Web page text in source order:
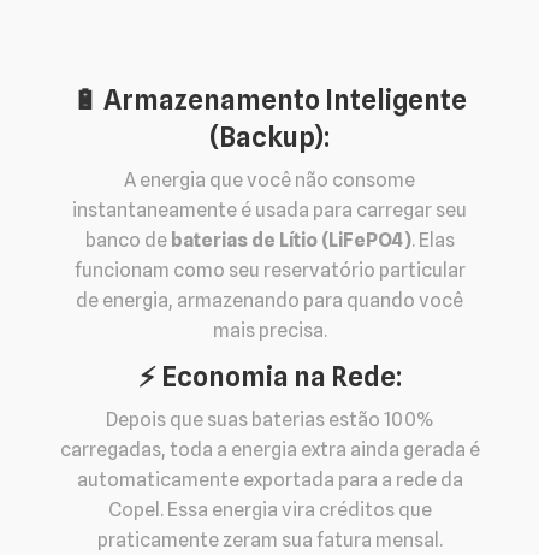
🔋 Armazenamento Inteligente
(Backup):
A energia que você não consome
instantaneamente é usada para carregar seu
banco de baterias de Lítio (LiFePO4). Elas
funcionam como seu reservatório particular
de energia, armazenando para quando você
mais precisa.
⚡️ Economia na Rede:
Depois que suas baterias estão 100%
carregadas, toda a energia extra ainda gerada é
automaticamente exportada para a rede da
Copel. Essa energia vira créditos que
praticamente zeram sua fatura mensal.